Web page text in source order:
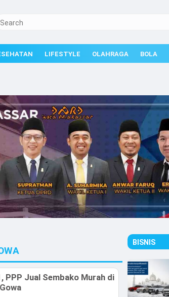
LIFESTYLE OLAHRAGA BOLA
PPP Jual Sembako Murah di
BISNIS